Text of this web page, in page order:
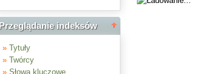
Przeglądanie indeksów
» Tytuły
» Twórcy
» Słowa kluczowe